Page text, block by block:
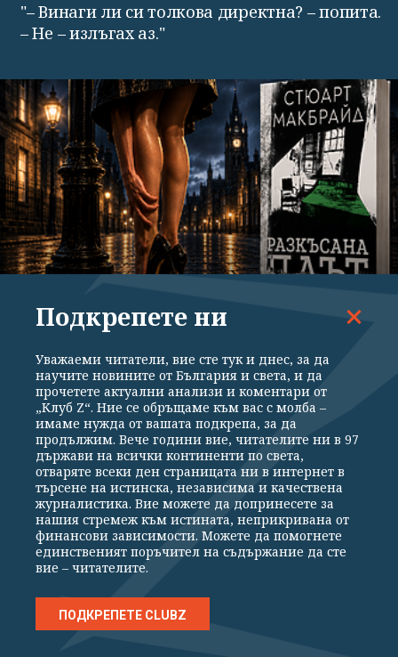
"– Винаги ли си толкова директна? – попита.
– Не – излъгах аз."
"Обича ги пияни – не чак толкова, че да не
(ОТКЪС)
ЛИТЕРАТУРА
Подкрепете ни
Уважаеми читатели, вие сте тук и днес, за да
научите новините от България и света, и да
прочетете актуални анализи и коментари от
„Клуб Z“. Ние се обръщаме към вас с молба –
имаме нужда от вашата подкрепа, за да
продължим. Вече години вие, читателите ни в 97
държави на всички континенти по света,
отваряте всеки ден страницата ни в интернет в
търсене на истинска, независима и качествена
журналистика. Вие можете да допринесете за
нашия стремеж към истината, неприкривана от
финансови зависимости. Можете да помогнете
единственият поръчител на съдържание да сте
вие – читателите.
ПОДКРЕПЕТЕ CLUBZ